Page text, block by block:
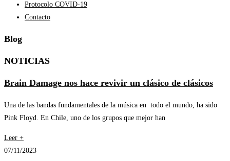
Protocolo COVID-19
Contacto
Blog
NOTICIAS
Brain Damage nos hace revivir un clásico de clásicos
Una de las bandas fundamentales de la música en todo el mundo, ha sido
Pink Floyd. En Chile, uno de los grupos que mejor han
Leer +
07/11/2023